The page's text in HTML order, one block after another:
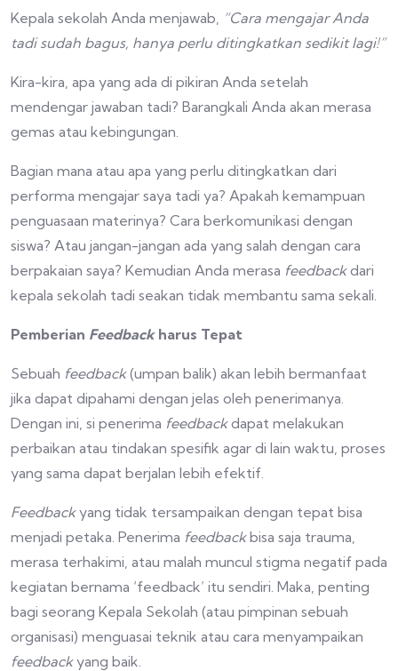
Kepala sekolah Anda menjawab, “Cara mengajar Anda
tadi sudah bagus, hanya perlu ditingkatkan sedikit lagi!”
Kira-kira, apa yang ada di pikiran Anda setelah
mendengar jawaban tadi? Barangkali Anda akan merasa
gemas atau kebingungan.
Bagian mana atau apa yang perlu ditingkatkan dari
performa mengajar saya tadi ya? Apakah kemampuan
penguasaan materinya? Cara berkomunikasi dengan
siswa? Atau jangan-jangan ada yang salah dengan cara
berpakaian saya? Kemudian Anda merasa feedbackdari
kepala sekolah tadi seakan tidak membantu sama sekali.
Pemberian Feedbackharus Tepat
Sebuah feedback(umpan balik) akan lebih bermanfaat
jika dapat dipahami dengan jelas oleh penerimanya.
Dengan ini, si penerima feedbackdapat melakukan
perbaikan atau tindakan spesifik agar di lain waktu, proses
yang sama dapat berjalan lebih efektif.
Feedbackyang tidak tersampaikan dengan tepat bisa
menjadi petaka. Penerima feedbackbisa saja trauma,
merasa terhakimi, atau malah muncul stigma negatif pada
kegiatan bernama ‘feedback’ itu sendiri. Maka, penting
bagi seorang Kepala Sekolah (atau pimpinan sebuah
organisasi) menguasai teknik atau cara menyampaikan
feedbackyang baik.